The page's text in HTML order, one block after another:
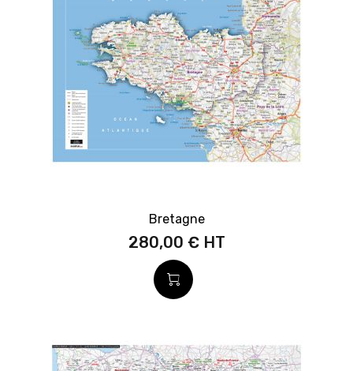
Bretagne
280,00 €